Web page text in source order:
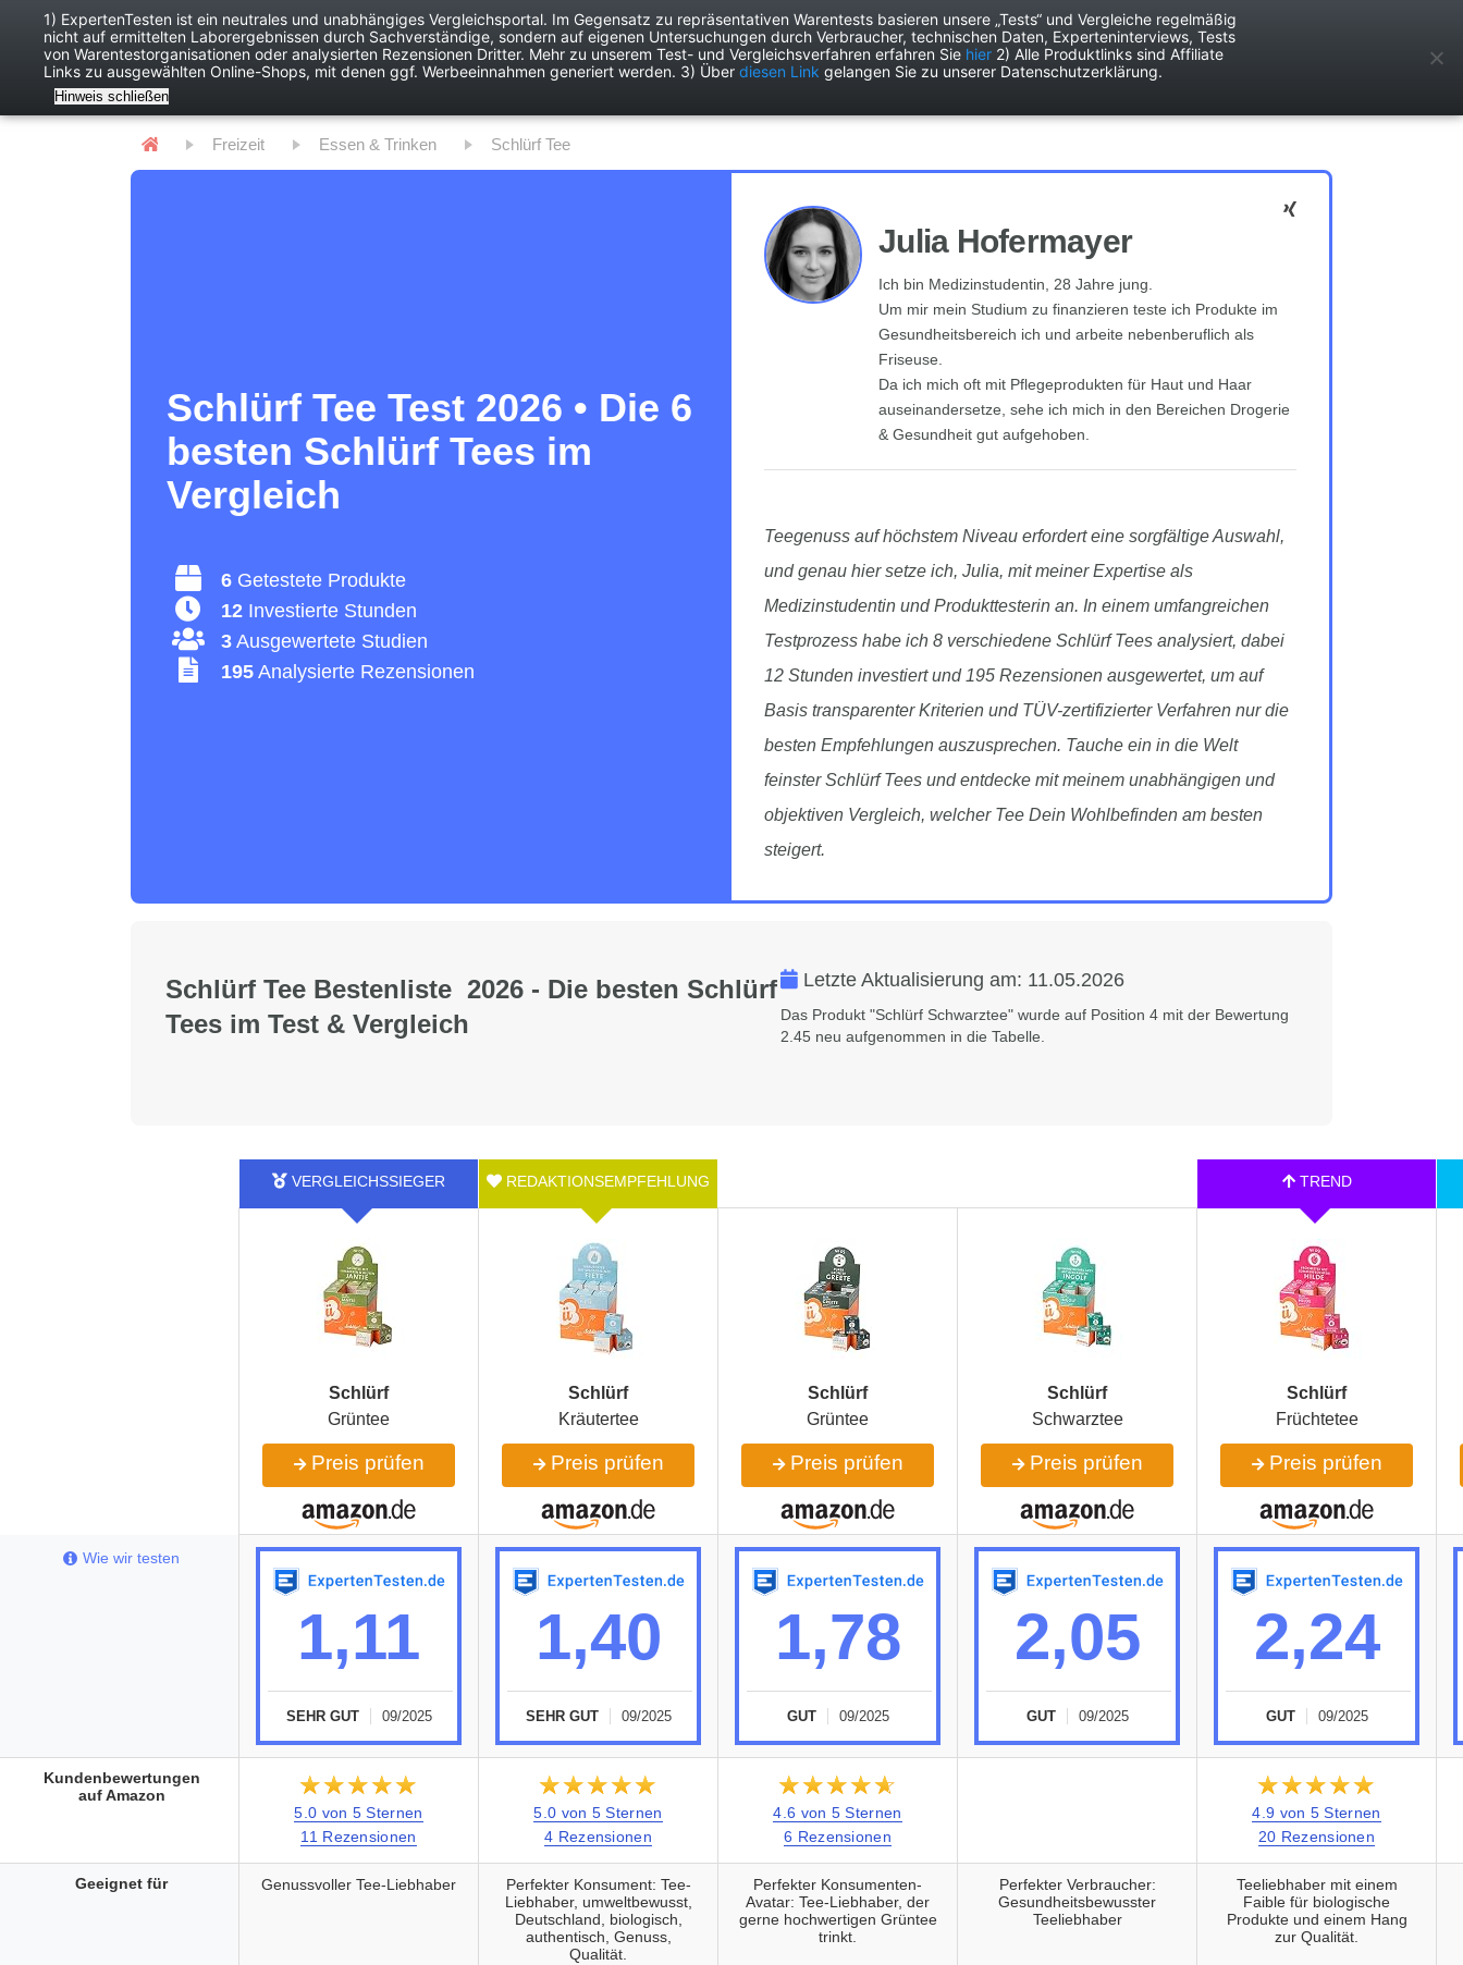
Baby Digitales Drogerie Elektronik Freizeit Garten Haushalt Heimwerken Services
Freizeit Essen & Trinken Schlürf Tee
Schlürf Tee Test 2026 • Die 6
besten Schlürf Tees im
Vergleich
6 Getestete Produkte
12 Investierte Stunden
3 Ausgewertete Studien
195 Analysierte Rezensionen
Julia Hofermayer
Ich bin Medizinstudentin, 28 Jahre jung.
Um mir mein Studium zu finanzieren teste ich Produkte im
Gesundheitsbereich ich und arbeite nebenberuflich als
Friseuse.
Da ich mich oft mit Pflegeprodukten für Haut und Haar
auseinandersetze, sehe ich mich in den Bereichen Drogerie
& Gesundheit gut aufgehoben.
Teegenuss auf höchstem Niveau erfordert eine sorgfältige Auswahl,
und genau hier setze ich, Julia, mit meiner Expertise als
Medizinstudentin und Produkttesterin an. In einem umfangreichen
Testprozess habe ich 8 verschiedene Schlürf Tees analysiert, dabei
12 Stunden investiert und 195 Rezensionen ausgewertet, um auf
Basis transparenter Kriterien und TÜV-zertifizierter Verfahren nur die
besten Empfehlungen auszusprechen. Tauche ein in die Welt
feinster Schlürf Tees und entdecke mit meinem unabhängigen und
objektiven Vergleich, welcher Tee Dein Wohlbefinden am besten
steigert.
Schlürf Tee Bestenliste 2026 - Die besten Schlürf
Tees im Test & Vergleich
Letzte Aktualisierung am: 11.05.2026
Das Produkt "‎Schlürf Schwarztee" wurde auf Position 4 mit der Bewertung
2.45 neu aufgenommen in die Tabelle.
‎Schlürf ‎Schlürf ‎Schlürf ‎Schlürf
‎Schlürf
Grüntee
Kräutertee Grüntee Schwarztee Früchtetee
Preis prüfen Preis prüfen Preis prüfen Preis prüfen Preis prüfen
1,11
SEHR GUT 09/2025
1,40
SEHR GUT 09/2025
1,78
GUT 09/2025
2,05
GUT 09/2025
2,24
GUT 09/2025
★★★★★
☆☆☆☆☆
5.0 von 5 Sternen
11 Rezensionen
★★★★★
☆☆☆☆☆
5.0 von 5 Sternen
4 Rezensionen
★★★★★
☆☆☆☆☆
4.6 von 5 Sternen
6 Rezensionen
★★★★★
☆☆☆☆☆
4.9 von 5 Sternen
20 Rezensionen
Genussvoller Tee-Liebhaber
Perfekter Konsument: Tee-
Liebhaber, umweltbewusst,
Deutschland, biologisch,
authentisch, Genuss,
Qualität.
Perfekter Konsumenten-
Avatar: Tee-Liebhaber, der
gerne hochwertigen Grüntee
trinkt.
Perfekter Verbraucher:
Gesundheitsbewusster
Teeliebhaber
Teeliebhaber mit einem
Faible für biologische
Produkte und einem Hang
zur Qualität.
Wie wir testen
Kundenbewertungen
auf Amazon
Geeignet für
1) ExpertenTesten ist ein neutrales und unabhängiges Vergleichsportal. Im Gegensatz zu repräsentativen Warentests basieren unsere „Tests“ und Vergleiche regelmäßig
nicht auf ermittelten Laborergebnissen durch Sachverständige, sondern auf eigenen Untersuchungen durch Verbraucher, technischen Daten, Experteninterviews, Tests
von Warentestorganisationen oder analysierten Rezensionen Dritter. Mehr zu unserem Test- und Vergleichsverfahren erfahren Sie hier 2) Alle Produktlinks sind Affiliate
Links zu ausgewählten Online-Shops, mit denen ggf. Werbeeinnahmen generiert werden. 3) Überdiesen Link gelangen Sie zu unserer Datenschutzerklärung.
Hinweis schließen